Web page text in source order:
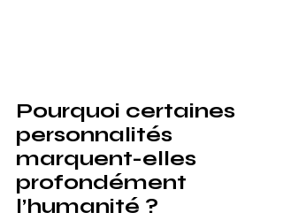
Pourquoi certaines
personnalités
marquent-elles
profondément
l’humanité ?